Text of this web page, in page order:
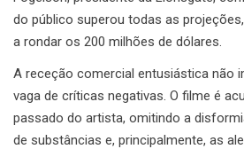
do público superou todas as
a rondar os 200 milhões de dólares.
A receção comercial entusiástica não
vaga de críticas negativas. O filme é
passado do artista, omitindo a
de substâncias e, principalmente, as